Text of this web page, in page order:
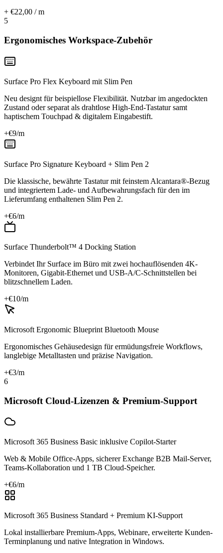
+ €22,00 / m
5
Ergonomisches Workspace-Zubehör
Surface Pro Flex Keyboard mit Slim Pen
Neu designt für beispiellose Flexibilität. Nutzbar im angedockten
Zustand oder separat als drahtlose High-End-Tastatur samt
haptischem Touchpad & digitalem Eingabestift.
+€9/m
Surface Pro Signature Keyboard + Slim Pen 2
Die klassische, bewährte Tastatur mit feinstem Alcantara®-Bezug
und integriertem Lade- und Aufbewahrungsfach für den im
Lieferumfang enthaltenen Slim Pen 2.
+€6/m
Surface Thunderbolt™ 4 Docking Station
Verbindet Ihr Surface im Büro mit zwei hochauflösenden 4K-
Monitoren, Gigabit-Ethernet und USB-A/C-Schnittstellen bei
blitzschnellem Laden.
+€10/m
Microsoft Ergonomic Blueprint Bluetooth Mouse
Ergonomisches Gehäusedesign für ermüdungsfreie Workflows,
langlebige Metalltasten und präzise Navigation.
+€3/m
6
Microsoft Cloud-Lizenzen & Premium-Support
Microsoft 365 Business Basic inklusive Copilot-Starter
Web & Mobile Office-Apps, sicherer Exchange B2B Mail-Server,
Teams-Kollaboration und 1 TB Cloud-Speicher.
+€6/m
Microsoft 365 Business Standard + Premium KI-Support
Lokal installierbare Premium-Apps, Webinare, erweiterte Kunden-
Terminplanung und native Integration in Windows.